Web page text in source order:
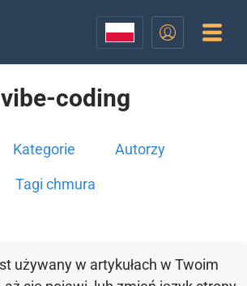
vibe-coding
Kategorie Autorzy
Tagi chmura